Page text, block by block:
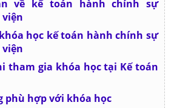
về kế toán hành chính sự
viện
học kế toán hành chính sự
viện
tham gia khóa học tại Kế toán
phù hợp với khóa học